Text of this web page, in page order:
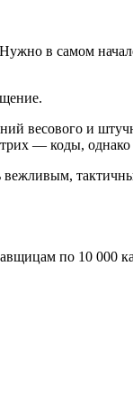
в самом
весового и
— коды, однако
вежливым,
по 10 000